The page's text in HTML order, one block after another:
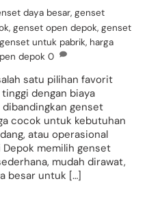
daya besar,genset
,genset open depok,genset
genset untuk pabrik, harga
depok 0
satu pilihan favorit
dengan biaya
genset
cocok untuk kebutuhan
atau operasional
Depok memilih genset
mudah dirawat,
besar untuk […]